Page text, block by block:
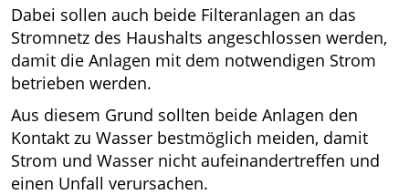
Dabei sollen auch beide Filteranlagen an das
Stromnetz des Haushalts angeschlossen werden,
damit die Anlagen mit dem notwendigen Strom
betrieben werden.
Aus diesem Grund sollten beide Anlagen den
Kontakt zu Wasser bestmöglich meiden, damit
Strom und Wasser nicht aufeinandertreffen und
einen Unfall verursachen.